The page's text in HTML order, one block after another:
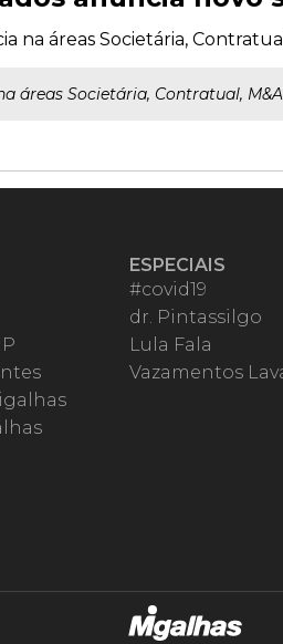
na áreas Societária,
áreas Societária, Contratual,
ESPECIAIS
#covid19
dr. Pintassilgo
Lula Fala
Vazamentos